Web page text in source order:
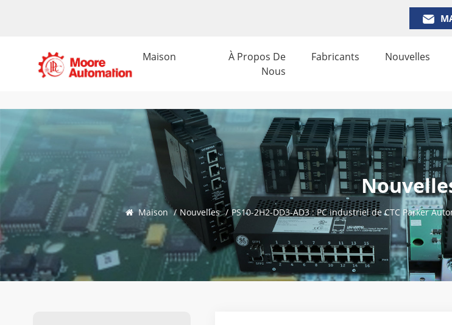
Maison
À Propos De
Nous
Fabricants Nouvelles
Maison / Nouvelles / PS10-2H2-DD3-AD3 : PC industriel de CTC Parker